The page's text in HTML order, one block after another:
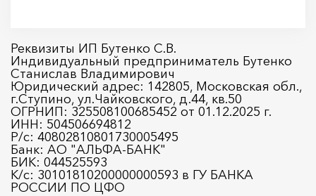
Реквизиты ИП Бутенко С.В.
Индивидуальный предприниматель Бутенко
Станислав Владимирович
Юридический адрес: 142805, Московская обл.,
г.Ступино, ул.Чайковского, д.44, кв.50
ОГРНИП: 325508100685452 от 01.12.2025 г.
ИНН: 504506694812
Р/с: 40802810801730005495
Банк: АО "АЛЬФА-БАНК"
БИК: 044525593
К/с: 30101810200000000593 в ГУ БАНКА
РОССИИ ПО ЦФО